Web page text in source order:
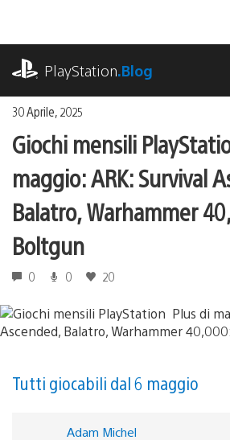
contenuto
PlayStation.Blog
30 Aprile, 2025
Giochi mensili
maggio: ARK: Survival
Balatro, Warhammer
Boltgun
0 0 20
Tutti giocabili dal 6 maggio
Adam Michel